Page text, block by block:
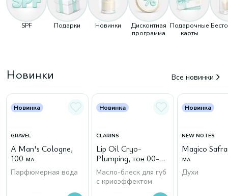
SPF Подарки Новинки
Дисконтная
программа
Подарочные
карты
Новинки Все новинки
Новинка
GRAVEL
A Man's Cologne,
100 мл
Парфюмерная вода
Новинка
CLARINS
Lip Oil Cryo-
Plumping, тон 00-
Cryo Mint
Масло-блеск для губ
с криоэффектом
Новинка
NEW NOTES
Magico
мл
Духи